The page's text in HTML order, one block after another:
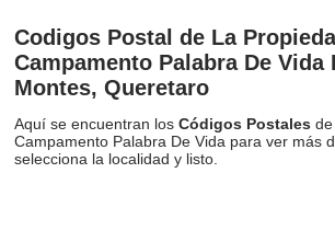
Codigos Postal de La
Campamento Palabra De Vida
Montes, Queretaro
Aquí se encuentran los Códigos Postales
Campamento Palabra De Vida para ver más
selecciona la localidad y listo.